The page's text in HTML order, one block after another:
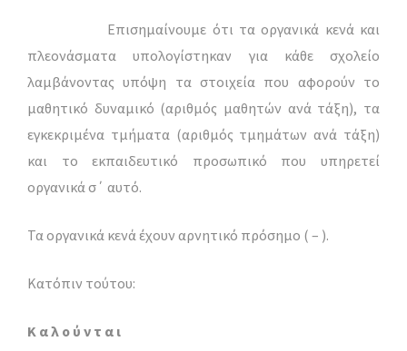
Επισημαίνουμε ότι τα οργανικά κενά και
πλεονάσματα υπολογίστηκαν για κάθε σχολείο
λαμβάνοντας υπόψη τα στοιχεία που αφορούν το
μαθητικό δυναμικό (αριθμός μαθητών ανά τάξη), τα
εγκεκριμένα τμήματα (αριθμός τμημάτων ανά τάξη)
και το εκπαιδευτικό προσωπικό που υπηρετεί
οργανικά σ΄ αυτό.
Τα οργανικά κενά έχουν αρνητικό πρόσημο ( – ).
Κατόπιν τούτου:
Κ α λ ο ύ ν τ α ι